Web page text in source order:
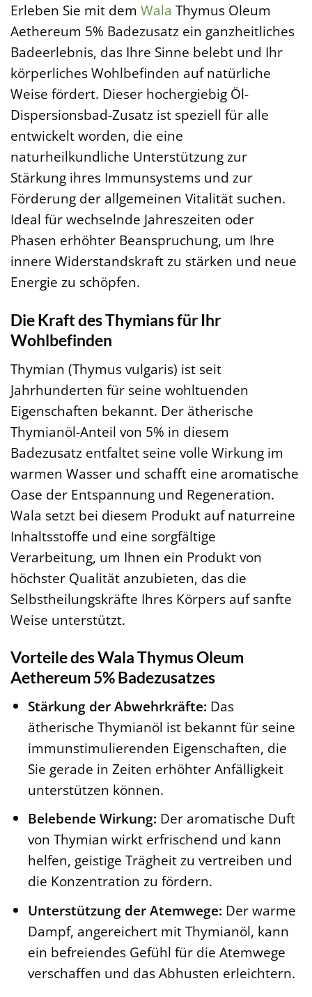
Erleben Sie mit dem Wala Thymus Oleum
Aethereum 5% Badezusatz ein ganzheitliches
Badeerlebnis, das Ihre Sinne belebt und Ihr
körperliches Wohlbefinden auf natürliche
Weise fördert. Dieser hochergiebig Öl-
Dispersionsbad-Zusatz ist speziell für alle
entwickelt worden, die eine
naturheilkundliche Unterstützung zur
Stärkung ihres Immunsystems und zur
Förderung der allgemeinen Vitalität suchen.
Ideal für wechselnde Jahreszeiten oder
Phasen erhöhter Beanspruchung, um Ihre
innere Widerstandskraft zu stärken und neue
Energie zu schöpfen.
Die Kraft des Thymians für Ihr
Wohlbefinden
Thymian (Thymus vulgaris) ist seit
Jahrhunderten für seine wohltuenden
Eigenschaften bekannt. Der ätherische
Thymianöl-Anteil von 5% in diesem
Badezusatz entfaltet seine volle Wirkung im
warmen Wasser und schafft eine aromatische
Oase der Entspannung und Regeneration.
Wala setzt bei diesem Produkt auf naturreine
Inhaltsstoffe und eine sorgfältige
Verarbeitung, um Ihnen ein Produkt von
höchster Qualität anzubieten, das die
Selbstheilungskräfte Ihres Körpers auf sanfte
Weise unterstützt.
Vorteile des Wala Thymus Oleum
Aethereum 5% Badezusatzes
Stärkung der Abwehrkräfte: Das
ätherische Thymianöl ist bekannt für seine
immunstimulierenden Eigenschaften, die
Sie gerade in Zeiten erhöhter Anfälligkeit
unterstützen können.
Belebende Wirkung: Der aromatische Duft
von Thymian wirkt erfrischend und kann
helfen, geistige Trägheit zu vertreiben und
die Konzentration zu fördern.
Unterstützung der Atemwege: Der warme
Dampf, angereichert mit Thymianöl, kann
ein befreiendes Gefühl für die Atemwege
verschaffen und das Abhusten erleichtern.